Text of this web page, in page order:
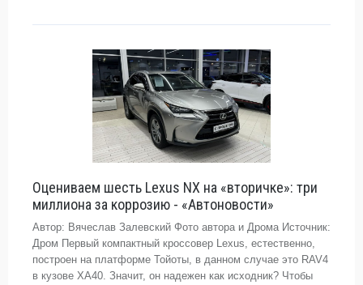
Оцениваем шесть Lexus NX на «вторичке»: три
миллиона за коррозию - «Автоновости»
Автор: Вячеслав Залевский Фото автора и Дрома Источник:
Дром Первый компактный кроссовер Lexus, естественно,
построен на платформе Тойоты, в данном случае это RAV4
в кузове XA40. Значит, он надежен как исходник? Чтобы